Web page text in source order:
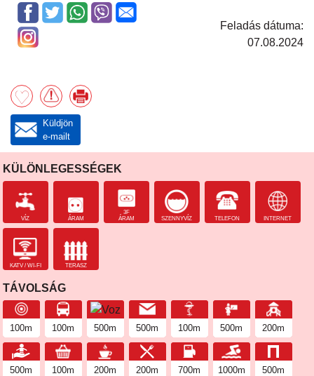
Feladás dátuma:
07.08.2024
Küldjön
e-mailt
KÜLÖNLEGESSÉGEK
VÍZ ÁRAM
3F
ÁRAM
SZENNYVÍZ TELEFON INTERNET
KATV / WI-FI TERASZ
TÁVOLSÁG
100m 100m 500m 500m 100m 500m 200m
500m 100m 200m 200m 700m 1000m 500m